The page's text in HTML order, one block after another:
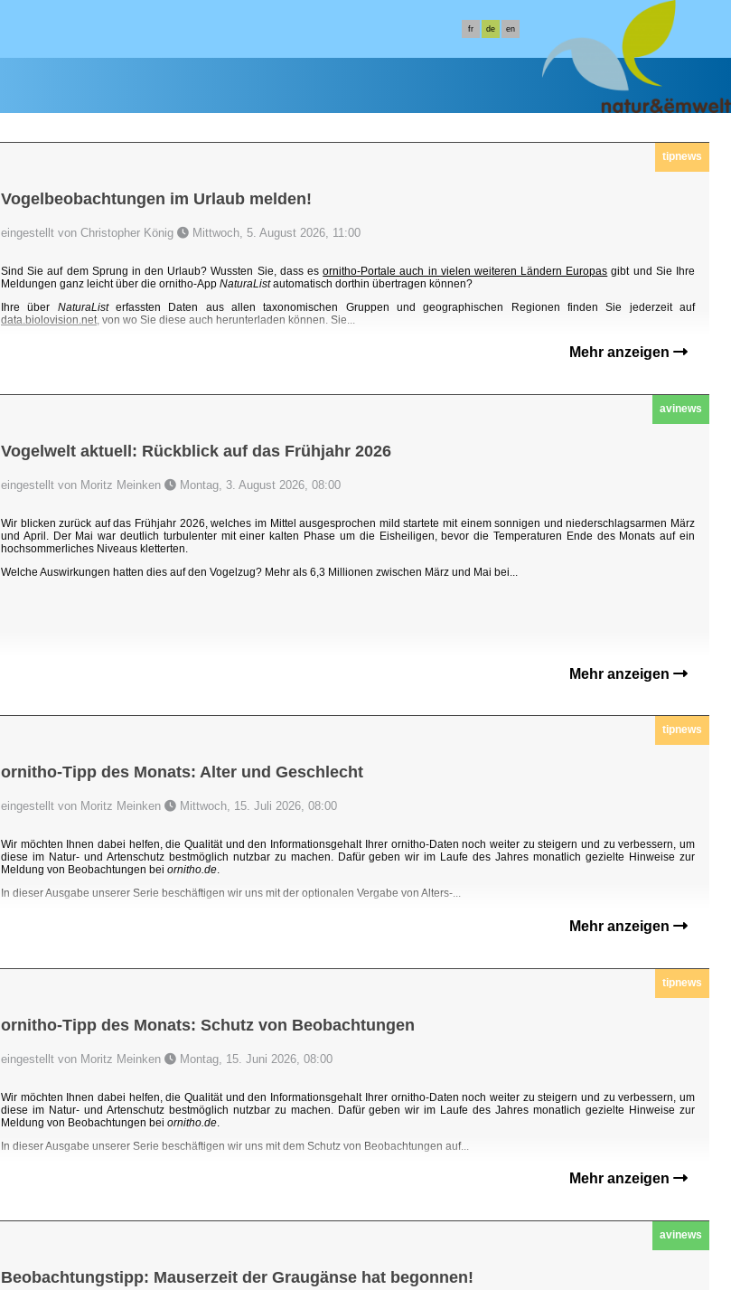
fr de en
tipnews
Vogelbeobachtungen im Urlaub melden!
eingestellt von Christopher König Mittwoch, 5. August 2026, 11:00
Sind Sie auf dem Sprung in den Urlaub? Wussten Sie, dass esornitho-Portale auch in vielen weiteren Ländern Europas gibt und Sie Ihre
Meldungen ganz leicht über die ornitho-App NaturaListautomatisch dorthin übertragen können?
Ihre über NaturaListerfassten Daten aus allen taxonomischen Gruppen und geographischen Regionen finden Sie jederzeit auf
data.biolovision.net , von wo Sie diese auch herunterladen können. Sie...
Mehr anzeigen
avinews
Vogelwelt aktuell: Rückblick auf das Frühjahr 2026
eingestellt von Moritz Meinken Montag, 3. August 2026, 08:00
Wir blicken zurück auf das Frühjahr 2026, welches im Mittel ausgesprochen mild startete mit einem sonnigen und niederschlagsarmen März
und April. Der Mai war deutlich turbulenter mit einer kalten Phase um die Eisheiligen, bevor die Temperaturen Ende des Monats auf ein
hochsommerliches Niveaus kletterten.
Welche Auswirkungen hatten dies auf den Vogelzug? Mehr als 6,3 Millionen zwischen März und Mai bei...
Mehr anzeigen
tipnews
ornitho-Tipp des Monats: Alter und Geschlecht
eingestellt von Moritz Meinken Mittwoch, 15. Juli 2026, 08:00
Wir möchten Ihnen dabei helfen, die Qualität und den Informationsgehalt Ihrer ornitho-Daten noch weiter zu steigern und zu verbessern, um
diese im Natur- und Artenschutz bestmöglich nutzbar zu machen. Dafür geben wir im Laufe des Jahres monatlich gezielte Hinweise zur
Meldung von Beobachtungen bei ornitho.de.
In dieser Ausgabe unserer Serie beschäftigen wir uns mit der optionalen Vergabe von Alters-...
Mehr anzeigen
tipnews
ornitho-Tipp des Monats: Schutz von Beobachtungen
eingestellt von Moritz Meinken Montag, 15. Juni 2026, 08:00
Wir möchten Ihnen dabei helfen, die Qualität und den Informationsgehalt Ihrer ornitho-Daten noch weiter zu steigern und zu verbessern, um
diese im Natur- und Artenschutz bestmöglich nutzbar zu machen. Dafür geben wir im Laufe des Jahres monatlich gezielte Hinweise zur
Meldung von Beobachtungen bei ornitho.de
In dieser Ausgabe unserer Serie beschäftigen wir uns mit dem Schutz von Beobachtungen auf...
Mehr anzeigen
avinews
Beobachtungstipp: Mauserzeit der Graugänse hat begonnen!